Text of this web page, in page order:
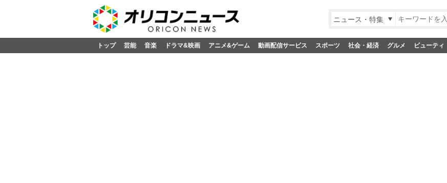
ニュース・特集
トップ 芸能 音楽 ドラマ&映画 アニメ&ゲーム 動画配信サービス スポーツ 社会・経済 グルメ ビューティ